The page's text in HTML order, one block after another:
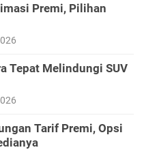
Premi, Pilihan
Tepat Melindungi SUV
Tarif Premi, Opsi